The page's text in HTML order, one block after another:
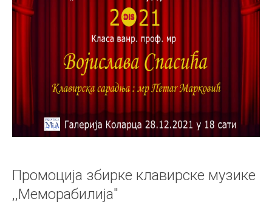
Промоција збирке клавирске музике
,,Меморабилија"